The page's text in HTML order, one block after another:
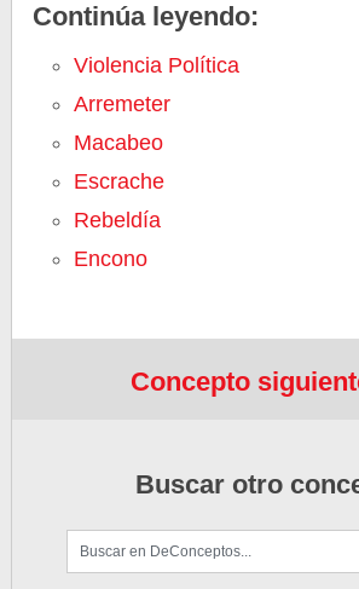
Continúa leyendo:
Violencia Política
Arremeter
Macabeo
Escrache
Rebeldía
Encono
Concepto
Buscar otro